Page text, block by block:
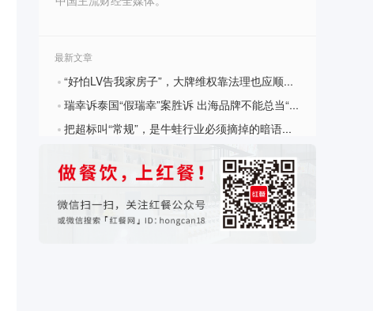
最新文章
? “好怕LV告我家房子”，大牌维权靠法理也应顺人心
? 瑞幸诉泰国“假瑞幸”案胜诉 出海品牌不能总当“迟到的原告”
? 把超标叫“常规”，是牛蛙行业必须摘掉的暗语毒瘤